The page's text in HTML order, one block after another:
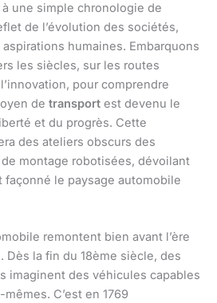
une simple chronologie de
de l’évolution des sociétés,
humaines. Embarquons
les siècles, sur les routes
pour comprendre
de transport est devenu le
et du progrès. Cette
des ateliers obscurs des
montage robotisées, dévoilant
le paysage automobile
remontent bien avant l’ère
Dès la fin du 18ème siècle, des
imaginent des véhicules capables
C’est en 1769